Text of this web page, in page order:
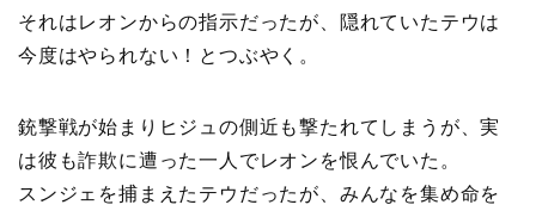
それはレオンからの指示だったが、隠れていたテウは
今度はやられない！とつぶやく。
銃撃戦が始まりヒジュの側近も撃たれてしまうが、実
は彼も詐欺に遭った一人でレオンを恨んでいた。
スンジェを捕まえたテウだったが、みんなを集め命を